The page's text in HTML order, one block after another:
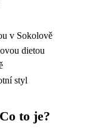
v Sokolově
dietou
styl
to je?